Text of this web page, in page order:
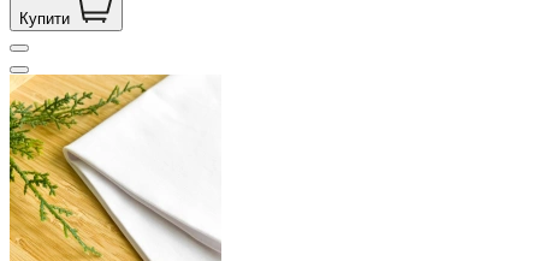
Купити